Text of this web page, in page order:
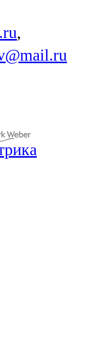
,